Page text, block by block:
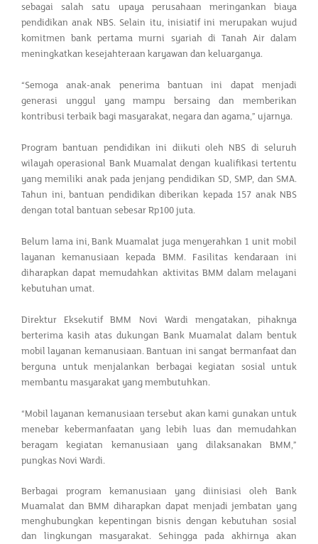
sebagai salah satu upaya perusahaan meringankan biaya
pendidikan anak NBS. Selain itu, inisiatif ini merupakan wujud
komitmen bank pertama murni syariah di Tanah Air dalam
meningkatkan kesejahteraan karyawan dan keluarganya.
“Semoga anak-anak penerima bantuan ini dapat menjadi
generasi unggul yang mampu bersaing dan memberikan
kontribusi terbaik bagi masyarakat, negara dan agama,” ujarnya.
Program bantuan pendidikan ini diikuti oleh NBS di seluruh
wilayah operasional Bank Muamalat dengan kualifikasi tertentu
yang memiliki anak pada jenjang pendidikan SD, SMP, dan SMA.
Tahun ini, bantuan pendidikan diberikan kepada 157 anak NBS
dengan total bantuan sebesar Rp100 juta.
Belum lama ini, Bank Muamalat juga menyerahkan 1 unit mobil
layanan kemanusiaan kepada BMM. Fasilitas kendaraan ini
diharapkan dapat memudahkan aktivitas BMM dalam melayani
kebutuhan umat.
Direktur Eksekutif BMM Novi Wardi mengatakan, pihaknya
berterima kasih atas dukungan Bank Muamalat dalam bentuk
mobil layanan kemanusiaan. Bantuan ini sangat bermanfaat dan
berguna untuk menjalankan berbagai kegiatan sosial untuk
membantu masyarakat yang membutuhkan.
“Mobil layanan kemanusiaan tersebut akan kami gunakan untuk
menebar kebermanfaatan yang lebih luas dan memudahkan
beragam kegiatan kemanusiaan yang dilaksanakan BMM,”
pungkas Novi Wardi.
Berbagai program kemanusiaan yang diinisiasi oleh Bank
Muamalat dan BMM diharapkan dapat menjadi jembatan yang
menghubungkan kepentingan bisnis dengan kebutuhan sosial
dan lingkungan masyarakat. Sehingga pada akhirnya akan